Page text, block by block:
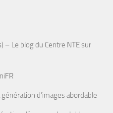
– Le blog du Centre NTEsur
d’images abordable